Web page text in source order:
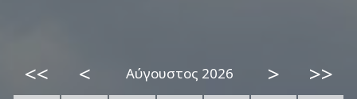
<< < Αύγουστος 2026 > >>